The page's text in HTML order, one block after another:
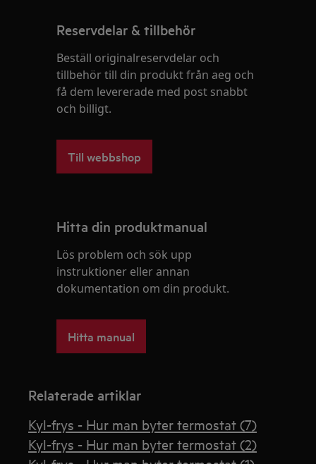
Reservdelar & tillbehör
Beställ originalreservdelar och
tillbehör till din produkt från aeg och
få dem levererade med post snabbt
och billigt.
Till webbshop
Hitta din produktmanual
Lös problem och sök upp
instruktioner eller annan
dokumentation om din produkt.
Hitta manual
Relaterade artiklar
Kyl-frys - Hur man byter termostat (7)
Kyl-frys - Hur man byter termostat (2)